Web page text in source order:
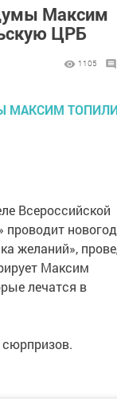
Максим
ЦРБ
1105
Всероссийской
проводит
желаний»,
Максим
лечатся в
сюрпризов.